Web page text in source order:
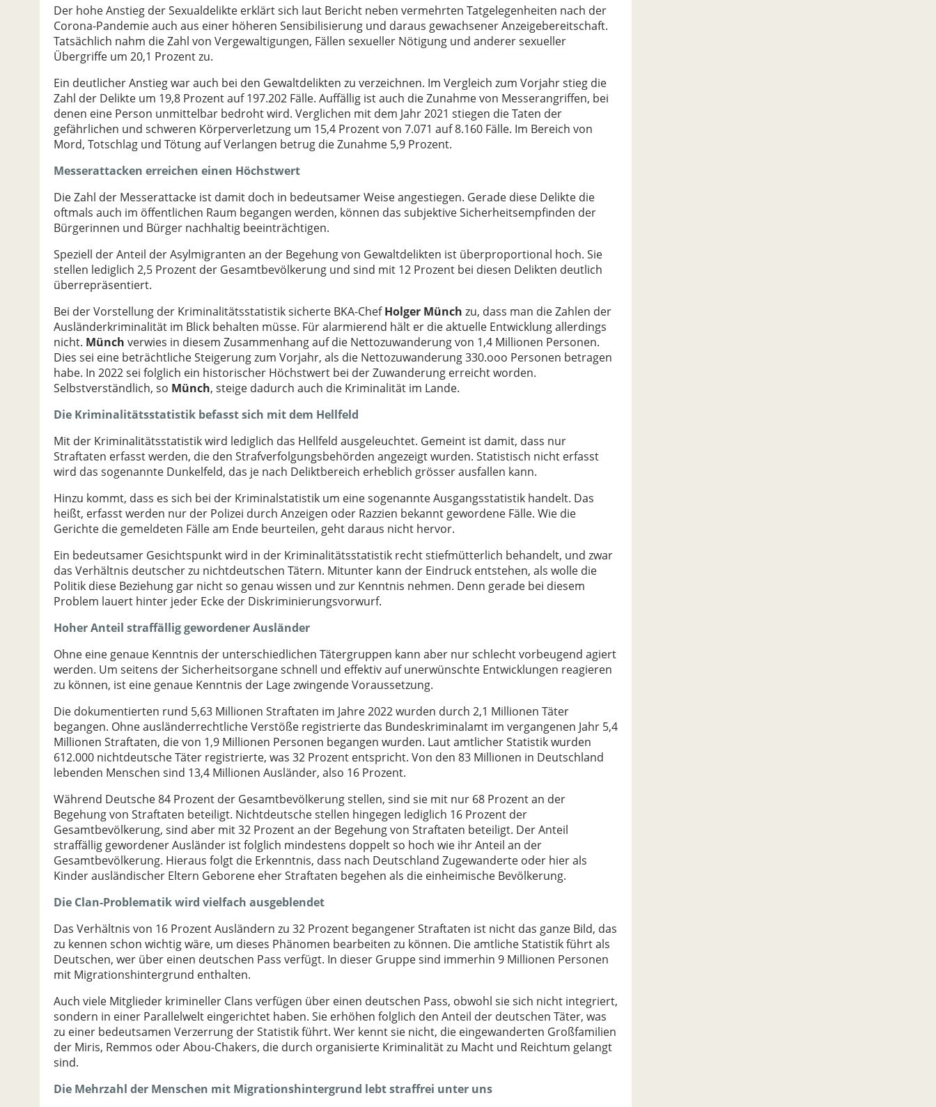
Der hohe Anstieg der Sexualdelikte erklärt sich laut Bericht neben vermehrten Tatgelegenheiten nach der
Corona-Pandemie auch aus einer höheren Sensibilisierung und daraus gewachsener Anzeigebereitschaft.
Tatsächlich nahm die Zahl von Vergewaltigungen, Fällen sexueller Nötigung und anderer sexueller
Übergriffe um 20,1 Prozent zu.
Ein deutlicher Anstieg war auch bei den Gewaltdelikten zu verzeichnen. Im Vergleich zum Vorjahr stieg die
Zahl der Delikte um 19,8 Prozent auf 197.202 Fälle. Auffällig ist auch die Zunahme von Messerangriffen, bei
denen eine Person unmittelbar bedroht wird. Verglichen mit dem Jahr 2021 stiegen die Taten der
gefährlichen und schweren Körperverletzung um 15,4 Prozent von 7.071 auf 8.160 Fälle. Im Bereich von
Mord, Totschlag und Tötung auf Verlangen betrug die Zunahme 5,9 Prozent.
Messerattacken erreichen einen Höchstwert
Die Zahl der Messerattacke ist damit doch in bedeutsamer Weise angestiegen. Gerade diese Delikte die
oftmals auch im öffentlichen Raum begangen werden, können das subjektive Sicherheitsempfinden der
Bürgerinnen und Bürger nachhaltig beeinträchtigen.
Speziell der Anteil der Asylmigranten an der Begehung von Gewaltdelikten ist überproportional hoch. Sie
stellen lediglich 2,5 Prozent der Gesamtbevölkerung und sind mit 12 Prozent bei diesen Delikten deutlich
überrepräsentiert.
Bei der Vorstellung der Kriminalitätsstatistik sicherte BKA-ChefHolger Münch zu, dass man die Zahlen der
Ausländerkriminalität im Blick behalten müsse. Für alarmierend hält er die aktuelle Entwicklung allerdings
nicht. Münch verwies in diesem Zusammenhang auf die Nettozuwanderung von 1,4 Millionen Personen.
Dies sei eine beträchtliche Steigerung zum Vorjahr, als die Nettozuwanderung 330.ooo Personen betragen
habe. In 2022 sei folglich ein historischer Höchstwert bei der Zuwanderung erreicht worden.
Selbstverständlich, so Münch, steige dadurch auch die Kriminalität im Lande.
Die Kriminalitätsstatistik befasst sich mit dem Hellfeld
Mit der Kriminalitätsstatistik wird lediglich das Hellfeld ausgeleuchtet. Gemeint ist damit, dass nur
Straftaten erfasst werden, die den Strafverfolgungsbehörden angezeigt wurden. Statistisch nicht erfasst
wird das sogenannte Dunkelfeld, das je nach Deliktbereich erheblich grösser ausfallen kann.
Hinzu kommt, dass es sich bei der Kriminalstatistik um eine sogenannte Ausgangsstatistik handelt. Das
heißt, erfasst werden nur der Polizei durch Anzeigen oder Razzien bekannt gewordene Fälle. Wie die
Gerichte die gemeldeten Fälle am Ende beurteilen, geht daraus nicht hervor.
Ein bedeutsamer Gesichtspunkt wird in der Kriminalitätsstatistik recht stiefmütterlich behandelt, und zwar
das Verhältnis deutscher zu nichtdeutschen Tätern. Mitunter kann der Eindruck entstehen, als wolle die
Politik diese Beziehung gar nicht so genau wissen und zur Kenntnis nehmen. Denn gerade bei diesem
Problem lauert hinter jeder Ecke der Diskriminierungsvorwurf.
Hoher Anteil straffällig gewordener Ausländer
Ohne eine genaue Kenntnis der unterschiedlichen Tätergruppen kann aber nur schlecht vorbeugend agiert
werden. Um seitens der Sicherheitsorgane schnell und effektiv auf unerwünschte Entwicklungen reagieren
zu können, ist eine genaue Kenntnis der Lage zwingende Voraussetzung.
Die dokumentierten rund 5,63 Millionen Straftaten im Jahre 2022 wurden durch 2,1 Millionen Täter
begangen. Ohne ausländerrechtliche Verstöße registrierte das Bundeskriminalamt im vergangenen Jahr 5,4
Millionen Straftaten, die von 1,9 Millionen Personen begangen wurden. Laut amtlicher Statistik wurden
612.000 nichtdeutsche Täter registrierte, was 32 Prozent entspricht. Von den 83 Millionen in Deutschland
lebenden Menschen sind 13,4 Millionen Ausländer, also 16 Prozent.
Während Deutsche 84 Prozent der Gesamtbevölkerung stellen, sind sie mit nur 68 Prozent an der
Begehung von Straftaten beteiligt. Nichtdeutsche stellen hingegen lediglich 16 Prozent der
Gesamtbevölkerung, sind aber mit 32 Prozent an der Begehung von Straftaten beteiligt. Der Anteil
straffällig gewordener Ausländer ist folglich mindestens doppelt so hoch wie ihr Anteil an der
Gesamtbevölkerung. Hieraus folgt die Erkenntnis, dass nach Deutschland Zugewanderte oder hier als
Kinder ausländischer Eltern Geborene eher Straftaten begehen als die einheimische Bevölkerung.
Die Clan-Problematik wird vielfach ausgeblendet
Das Verhältnis von 16 Prozent Ausländern zu 32 Prozent begangener Straftaten ist nicht das ganze Bild, das
zu kennen schon wichtig wäre, um dieses Phänomen bearbeiten zu können. Die amtliche Statistik führt als
Deutschen, wer über einen deutschen Pass verfügt. In dieser Gruppe sind immerhin 9 Millionen Personen
mit Migrationshintergrund enthalten.
Auch viele Mitglieder krimineller Clans verfügen über einen deutschen Pass, obwohl sie sich nicht integriert,
sondern in einer Parallelwelt eingerichtet haben. Sie erhöhen folglich den Anteil der deutschen Täter, was
zu einer bedeutsamen Verzerrung der Statistik führt. Wer kennt sie nicht, die eingewanderten Großfamilien
der Miris, Remmos oder Abou-Chakers, die durch organisierte Kriminalität zu Macht und Reichtum gelangt
sind.
Die Mehrzahl der Menschen mit Migrationshintergrund lebt straffrei unter uns